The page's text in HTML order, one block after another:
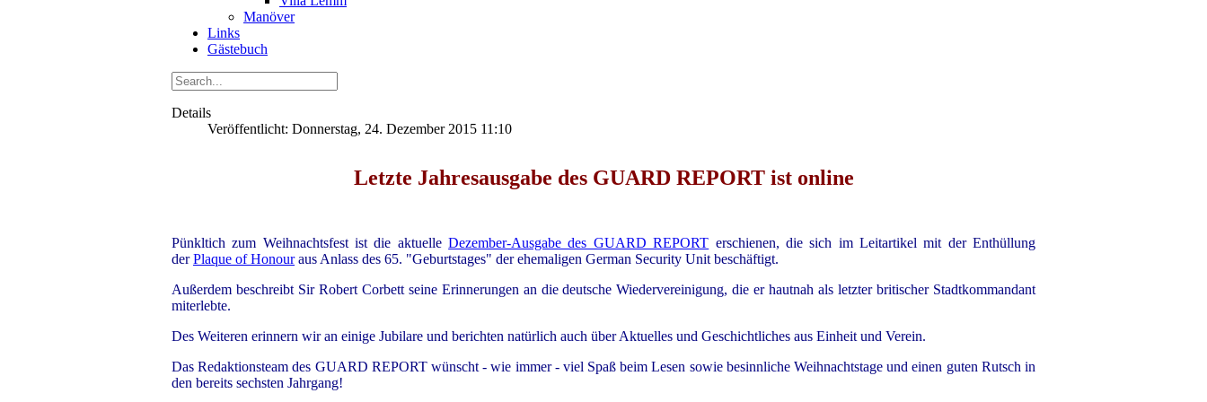
Manöver
Links
Gästebuch
Details
Veröffentlicht: Donnerstag, 24. Dezember 2015 11:10
Letzte Jahresausgabe des GUARD REPORT ist online
Pünkltich zum Weihnachtsfest ist die aktuelleDezember-Ausgabe des GUARD REPORT erschienen, die sich im Leitartikel mit der Enthüllung
derPlaque of Honouraus Anlass des 65. "Geburtstages" der ehemaligen German Security Unit beschäftigt.
Außerdem beschreibt Sir Robert Corbett seine Erinnerungen an die deutsche Wiedervereinigung, die er hautnah als letzter britischer Stadtkommandant
miterlebte.
Des Weiteren erinnern wir an einige Jubilare und berichten natürlich auch über Aktuelles und Geschichtliches aus Einheit und Verein.
Das Redaktionsteam des GUARD REPORT wünscht - wie immer - viel Spaß beim Lesen sowie besinnliche Weihnachtstage und einen guten Rutsch in
den bereits sechsten Jahrgang!